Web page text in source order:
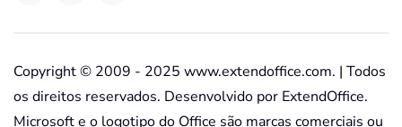
Copyright © 2009 - 2025 www.extendoffice.com. | Todos
os direitos reservados. Desenvolvido por ExtendOffice.
Microsoft e o logotipo do Office são marcas comerciais ou